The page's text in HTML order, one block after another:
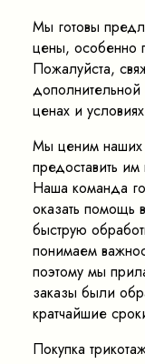
Мы готовы
цены, особенно
Пожалуйста,
ценах и
Мы ценим наших
предоставить
Наша команда
оказать помощь
быструю
понимаем
поэтому мы
заказы были
кратчайшие
Покупка